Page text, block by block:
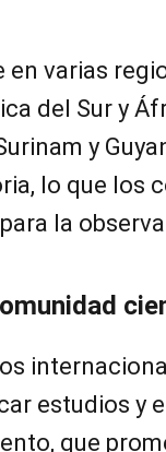
en varias
del Sur y
y
lo que los
la
estudios y
que